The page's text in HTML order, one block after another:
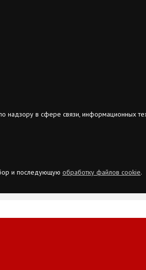
в сфере связи, информационных
и последующую обработку файлов cookie.